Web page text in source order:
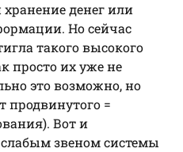
денег или
Но сейчас
такого высокого
просто их уже не
это возможно, но
продвинутого =
Вот и
звеном системы